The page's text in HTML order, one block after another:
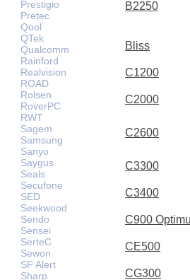
Prestigio
Pretec
Qool
QTek
Qualcomm
Rainford
Realvision
ROAD
Rolsen
RoverPC
RWT
Sagem
Samsung
Sanyo
Saygus
Seals
Secufone
SED
Seekwood
Sendo
Sensei
SerteC
Sewon
SF Alert
Sharp
B2250
Bliss
C1200
C2000
C2600
C3300
C3400
C900
CE500
CG300